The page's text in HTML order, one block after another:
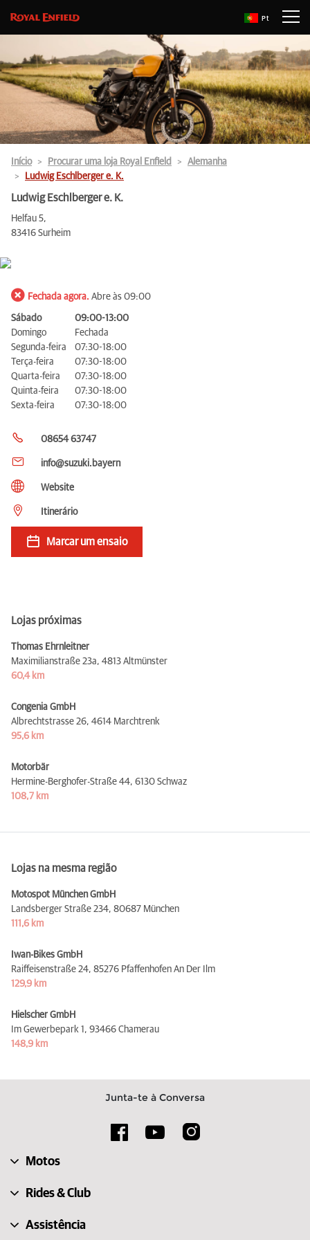
Pt
Início Procurar uma loja Royal Enfield
Alemanha
Ludwig Eschlberger e. K.
Ludwig Eschlberger e. K.
Helfau 5,
83416 Surheim
Fechada agora. Abre às 09:00
Sábado
09:00-13:00
Domingo
Fechada
Segunda-feira
07:30-18:00
Terça-feira
07:30-18:00
Quarta-feira
07:30-18:00
Quinta-feira
07:30-18:00
Sexta-feira
07:30-18:00
08654 63747
info@suzuki.bayern
Website
Itinerário
Marcar um ensaio
Lojas próximas
Thomas Ehrnleitner
Maximilianstraße 23a, 4813 Altmünster
60,4 km
Congenia GmbH
Albrechtstrasse 26, 4614 Marchtrenk
95,6 km
Motorbär
Hermine-Berghofer-Straße 44, 6130 Schwaz
108,7 km
Lojas na mesma região
Motospot München GmbH
Landsberger Straße 234, 80687 München
111,6 km
Iwan-Bikes GmbH
Raiffeisenstraße 24, 85276 Pfaffenhofen An Der Ilm
129,9 km
Hielscher GmbH
Im Gewerbepark 1, 93466 Chamerau
148,9 km
Junta-te à Conversa
Motos
Rides & Club
Assistência